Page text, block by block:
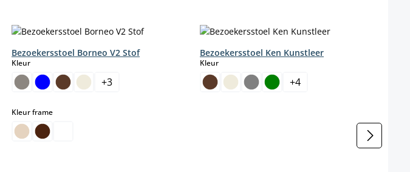
Bezoekersstoel Borneo V2 Stof
Kleurselect
+3
Kleur frameselect
Bezoekersstoel Ken Kunstleer
Kleurselect
+4